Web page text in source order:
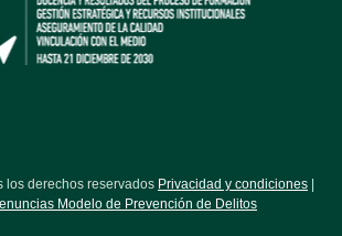
los derechos reservados Privacidad y condiciones
Modelo de Prevención de Delitos